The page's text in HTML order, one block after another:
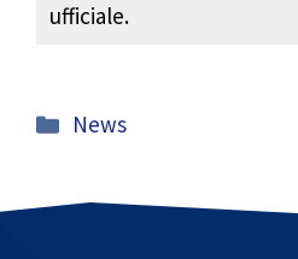
ufficiale.
Categorie
News